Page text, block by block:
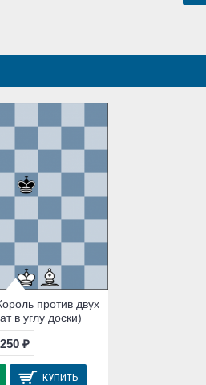
против двух
в углу доски)
250 ₽
КУПИТЬ